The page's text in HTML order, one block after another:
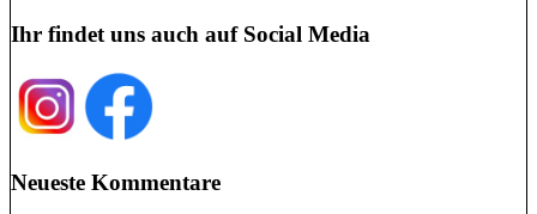
Ihr findet uns auch auf Social Media
Neueste Kommentare